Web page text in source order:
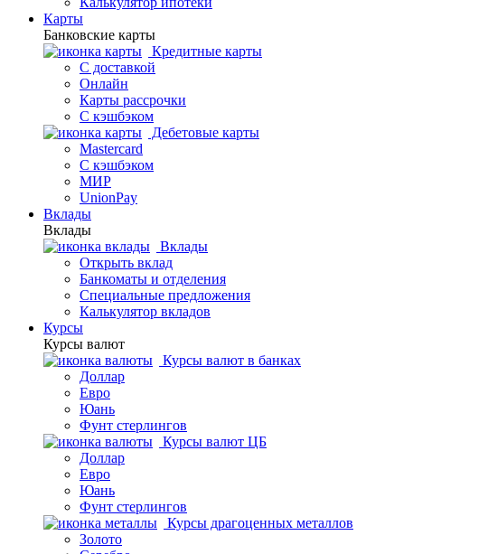
Карты
Банковские карты
Кредитные карты
С доставкой
Онлайн
Карты рассрочки
С кэшбэком
Дебетовые карты
Mastercard
С кэшбэком
МИР
UnionPay
Вклады
Вклады
Вклады
Открыть вклад
Банкоматы и отделения
Специальные предложения
Калькулятор вкладов
Курсы
Курсы валют
Курсы валют в банках
Доллар
Евро
Юань
Фунт стерлингов
Курсы валют ЦБ
Доллар
Евро
Юань
Фунт стерлингов
Курсы драгоценных металлов
Золото